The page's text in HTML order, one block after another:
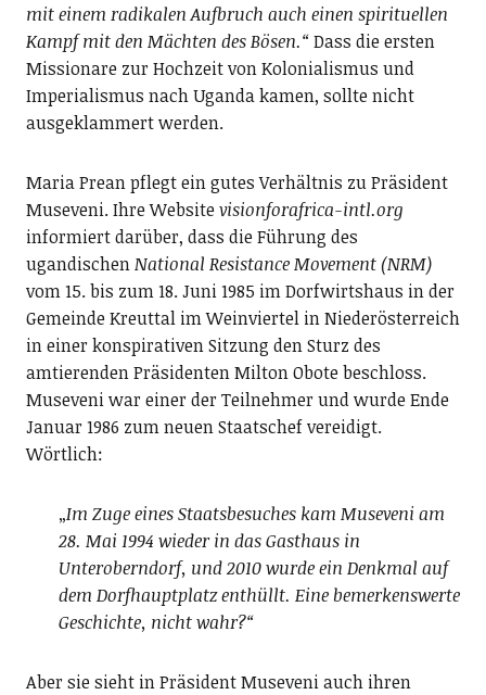
mit einem radikalen Aufbruch auch einen spirituellen
Kampf mit den Mächten des Bösen.“Dass die ersten
Missionare zur Hochzeit von Kolonialismus und
Imperialismus nach Uganda kamen, sollte nicht
ausgeklammert werden.
Maria Prean pflegt ein gutes Verhältnis zu Präsident
Museveni. Ihre Websitevisionforafrica-intl.org
informiert darüber, dass die Führung des
ugandischenNational Resistance Movement (NRM)
vom 15. bis zum 18. Juni 1985 im Dorfwirtshaus in der
Gemeinde Kreuttal im Weinviertel in Niederösterreich
in einer konspirativen Sitzung den Sturz des
amtierenden Präsidenten Milton Obote beschloss.
Museveni war einer der Teilnehmer und wurde Ende
Januar 1986 zum neuen Staatschef vereidigt.
Wörtlich:
„Im Zuge eines Staatsbesuches kam Museveni am
28. Mai 1994 wieder in das Gasthaus in
Unteroberndorf, und 2010 wurde ein Denkmal auf
dem Dorfhauptplatz enthüllt. Eine bemerkenswerte
Geschichte, nicht wahr?“
Aber sie sieht in Präsident Museveni auch ihren